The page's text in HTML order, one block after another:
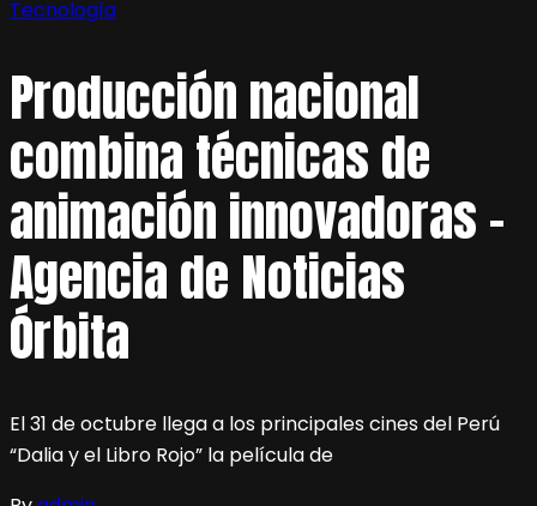
Tecnología
Producción nacional
combina técnicas de
animación innovadoras –
Agencia de Noticias
Órbita
El 31 de octubre llega a los principales cines del Perú
“Dalia y el Libro Rojo” la película de